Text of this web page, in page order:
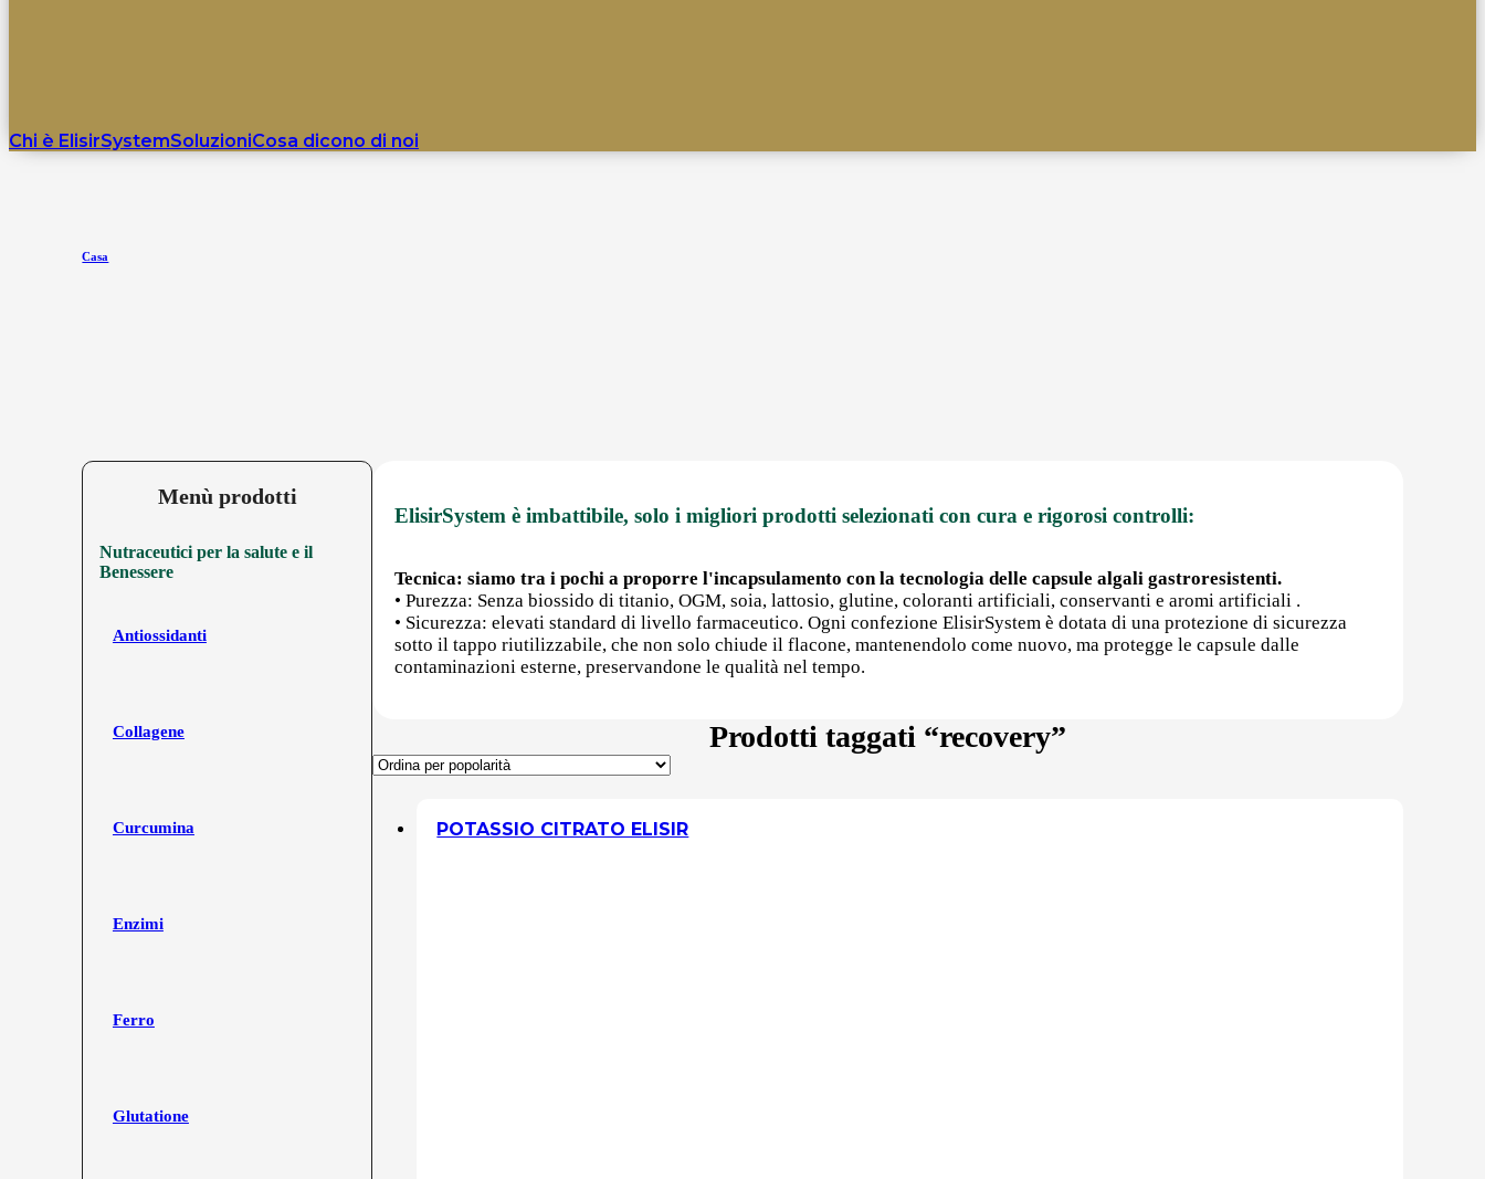
Chi è ElisirSystemSoluzioniCosa dicono di noi
Casa
Menù prodotti
Nutraceutici per la salute e il
Benessere
Antiossidanti
Collagene
Curcumina
Enzimi
Ferro
Glutatione
ElisirSystem è imbattibile, solo i migliori prodotti selezionati con cura e rigorosi controlli:
Tecnica: siamo tra i pochi a proporre l'incapsulamento con la tecnologia delle capsule algali gastroresistenti.
• Purezza: Senza biossido di titanio, OGM, soia, lattosio, glutine, coloranti artificiali, conservanti e aromi artificiali .
• Sicurezza: elevati standard di livello farmaceutico. Ogni confezione ElisirSystem è dotata di una protezione di sicurezza
sotto il tappo riutilizzabile, che non solo chiude il flacone, mantenendolo come nuovo, ma protegge le capsule dalle
contaminazioni esterne, preservandone le qualità nel tempo.
Prodotti taggati “recovery”
POTASSIO CITRATO ELISIR